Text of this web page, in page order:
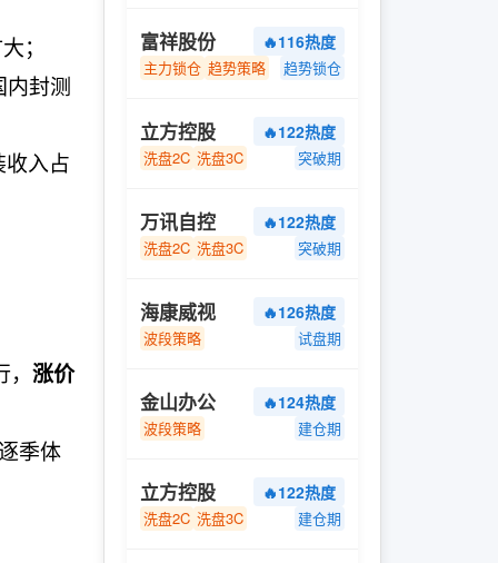
；
封测
入占
涨价
季体
富祥股份 🔥116热度
主力锁仓 趋势策略 趋势锁仓
立方控股 🔥122热度
洗盘2C 洗盘3C 突破期
万讯自控 🔥122热度
洗盘2C 洗盘3C 突破期
海康威视 🔥126热度
波段策略 试盘期
金山办公 🔥124热度
波段策略 建仓期
立方控股 🔥122热度
洗盘2C 洗盘3C 建仓期